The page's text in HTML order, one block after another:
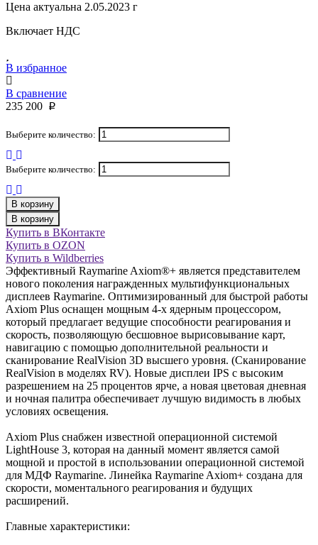
Цена актуальна 2.05.2023 г
Включает НДС
В избранное
В сравнение
235 200 p
Выберите количество:
Выберите количество:
В корзину
В корзину
Купить в ВКонтакте
Купить в OZON
Купить в Wildberries
Эффективный Raymarine Axiom®+ является представителем
нового поколения награжденных мультифункциональных
дисплеев Raymarine. Оптимизированный для быстрой работы
Axiom Plus оснащен мощным 4-х ядерным процессором,
который предлагает ведущие способности реагирования и
скорость, позволяющую бесшовное вырисовывание карт,
навигацию с помощью дополнительной реальности и
сканирование RealVision 3D высшего уровня. (Сканирование
RealVision в моделях RV). Новые дисплеи IPS с высоким
разрешением на 25 процентов ярче, а новая цветовая дневная
и ночная палитра обеспечивает лучшую видимость в любых
условиях освещения.
Axiom Plus снабжен известной операционной системой
LightHouse 3, которая на данный момент является самой
мощной и простой в использовании операционной системой
для МДФ Raymarine. Линейка Raymarine Axiom+ создана для
скорости, моментального реагирования и будущих
расширений.
Главные характеристики: